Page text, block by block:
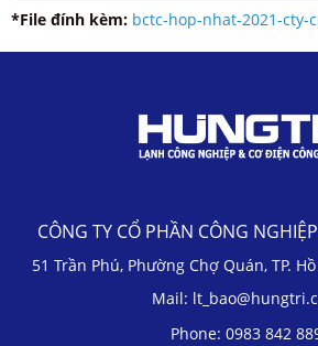
*File đính kèm: bctc-hop-nhat-2021-
CÔNG TY CỔ PHẦN CÔNG
51 Trần Phú, Phường Chợ Quán, TP.
Mail:
Phone: 0983 842